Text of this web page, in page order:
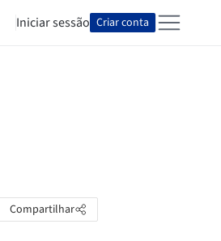
Iniciar sessão Criar conta
Compartilhar